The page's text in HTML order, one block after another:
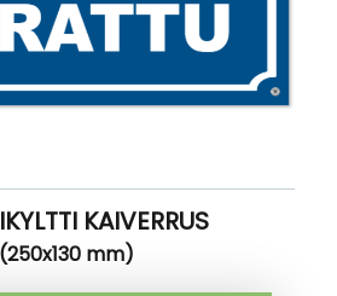
KAIVERRUS
(250x130 mm)